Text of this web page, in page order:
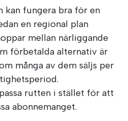
kan fungera bra för en
en regional plan
mellan närliggande
förbetalda alternativ är
många av dem säljs per
rutten i stället för att
abonnemanget.